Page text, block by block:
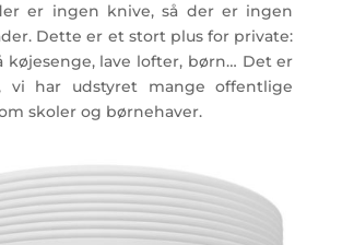
er ingen knive, så der er ingen
Dette er et stort plus for private:
lave lofter, børn… Det er
vi har udstyret mange offentlige
skoler og børnehaver.